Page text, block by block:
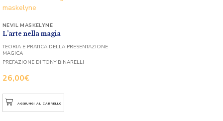
L’arte nella magia
26,00€
NEVIL MASKELYNE
TEORIA E PRATICA DELLA PRESENTAZIONE
MAGICA
PREFAZIONE DI TONY BINARELLI
AGGIUNGI AL CARRELLO